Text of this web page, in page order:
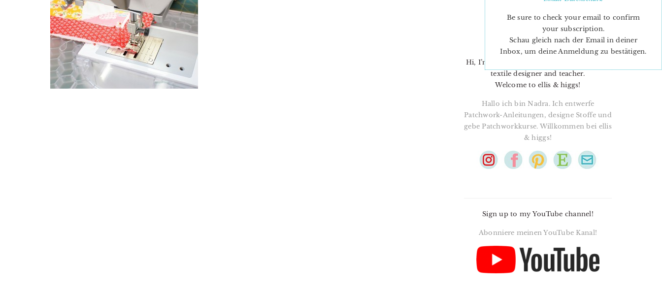
Hi, I’m Nadra. I’m a quilt pattern designer,
textile designer and teacher.
Welcome to ellis & higgs!
Hallo ich bin Nadra. Ich entwerfe
Patchwork-Anleitungen, designe Stoffe und
gebe Patchworkkurse. Willkommen bei ellis
& higgs!
Sign up to my YouTube channel!
Abonniere meinen YouTube Kanal!
Be sure to check your email to confirm
your subscription.
Schau gleich nach der Email in deiner
Inbox, um deine Anmeldung zu bestätigen.